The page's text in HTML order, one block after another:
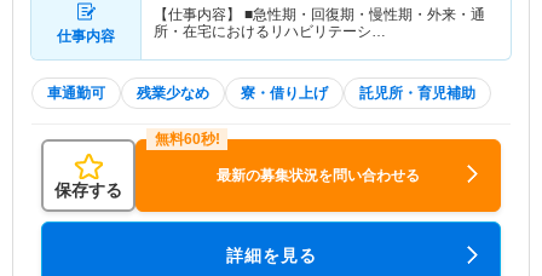
仕事内容
【仕事内容】 ■急性期・回復期・慢性期・外来・通
所・在宅におけるリハビリテーシ…
車通勤可 残業少なめ 寮・借り上げ 託児所・育児補助
保存する
最新の募集状況を問い合わせる
詳細を見る